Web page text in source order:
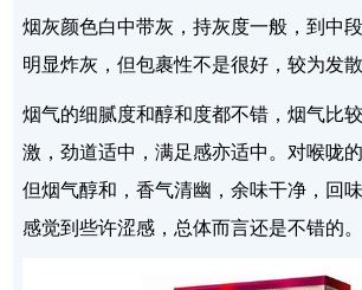
烟灰颜色白中带灰，持灰度一般，到中
明显炸灰，但包裹性不是很好，较为发散
烟气的细腻度和醇和度都不错，烟气比
激，劲道适中，满足感亦适中。对喉咙
但烟气醇和，香气清幽，余味干净，回
感觉到些许涩感，总体而言还是不错的。